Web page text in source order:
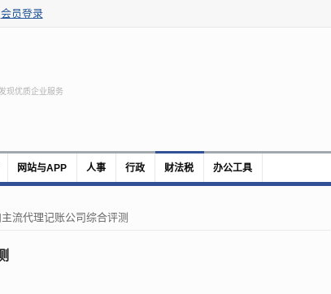
会员登录
现优质企业服务
网站与APP 人事 行政 财法税 办公工具
流代理记账公司综合评测